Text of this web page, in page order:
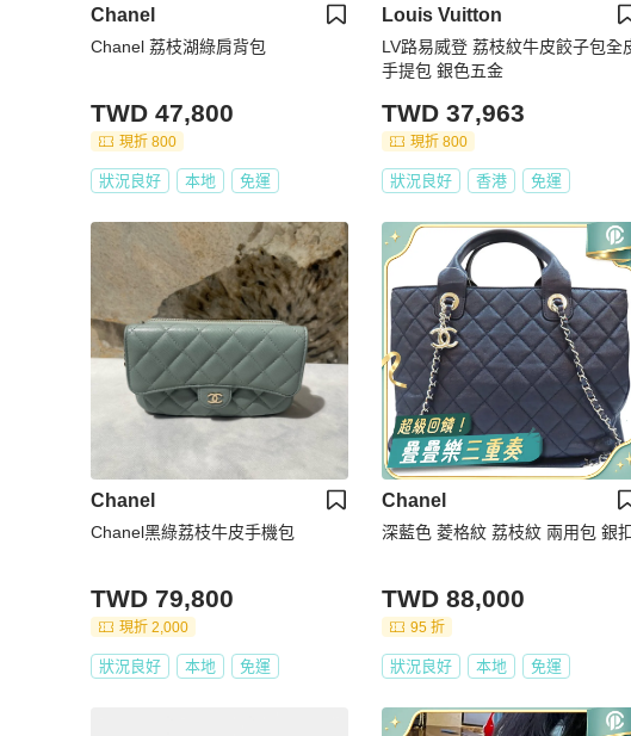
Chanel
Chanel 荔枝湖綠肩背包
TWD 47,800
現折 800
狀況良好 本地 免運
Louis Vuitton
LV路易威登 荔枝紋牛皮餃子包全
手提包 銀色五金
TWD 37,963
現折 800
狀況良好 香港 免運
Chanel
Chanel黑綠荔枝牛皮手機包
TWD 79,800
現折 2,000
狀況良好 本地 免運
Chanel
深藍色 菱格紋 荔枝紋 兩用包 銀扣
TWD 88,000
95 折
狀況良好 本地 免運